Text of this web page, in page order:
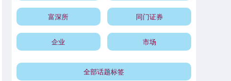
富深所 同门证券
企业 市场
全部话题标签